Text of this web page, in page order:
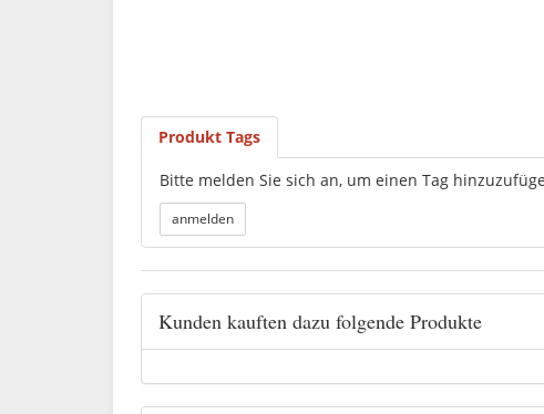
Produkt Tags
Bitte melden Sie sich an, um einen Tag
Kunden kauften dazu folgende Produkte